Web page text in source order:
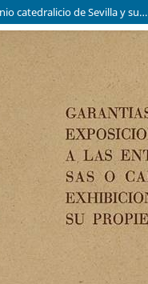
Aportaciones a la historia del patrimonio catedralicio de Sevilla y su participación en exposiciones artísticas, litúrgicas y culturales: una investigación de archivo (1888-1958)